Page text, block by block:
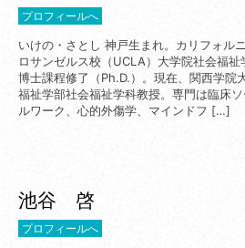
いけの・さとし 神戸生まれ。カリフォル
ロサンゼルス校（UCLA）大学院社会福祉
博士課程修了（Ph.D.）。現在、関西学院
福祉学部社会福祉学科教授。専門は臨床ソ
ルワーク、心的外傷学、マインドフ […]
プロフィールへ
池谷 啓
プロフィールへ